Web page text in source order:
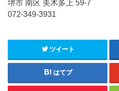
堺市 南区 美木多上 59-7
072-349-3931
ツイート
はてブ